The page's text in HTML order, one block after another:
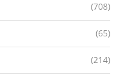
(708)
(65)
(214)